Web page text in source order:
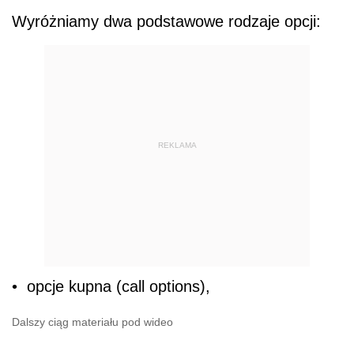
Wyróżniamy dwa podstawowe rodzaje opcji:
REKLAMA
• opcje kupna (call options),
Dalszy ciąg materiału pod wideo